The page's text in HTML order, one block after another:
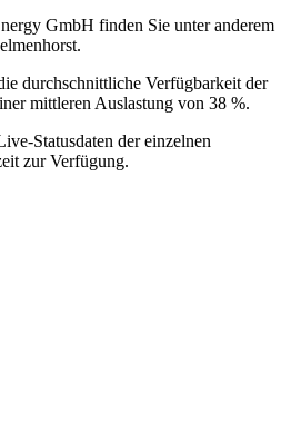
GmbH finden Sie unter anderem
durchschnittliche Verfügbarkeit der
mittleren Auslastung von 38 %.
Statusdaten der einzelnen
zur Verfügung.